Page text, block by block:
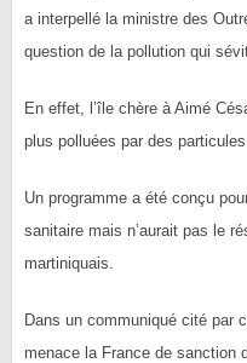
a interpellé la ministre des
question de la pollution qui
En effet, l’île chère à Aimé
plus polluées par des
Un programme a été conçu
sanitaire mais n’aurait pas le
martiniquais.
Dans un communiqué cité par
menace la France de sanction